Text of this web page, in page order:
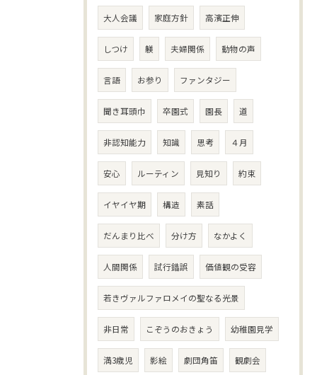
大人会議 家庭方針 高濱正伸
しつけ 躾 夫婦関係 動物の声
言語 お参り ファンタジー
聞き耳頭巾 卒園式 園長 道
非認知能力 知識 思考 ４月
安心 ルーティン 見知り 約束
イヤイヤ期 構造 素話
だんまり比べ 分け方 なかよく
人間関係 試行錯誤 価値観の受容
若きヴァルファロメイの聖なる光景
非日常 こぞうのおきょう 幼稚園見学
満3歳児 影絵 劇団角笛 観劇会